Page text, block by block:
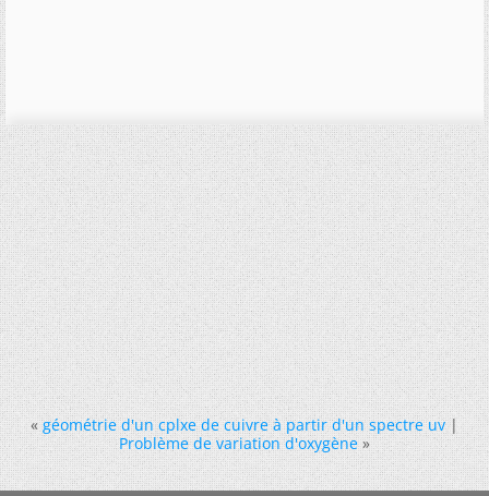
« géométrie d'un cplxe de cuivre à partir d'un spectre uv|
Problème de variation d'oxygène »